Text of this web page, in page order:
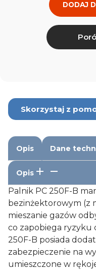
DODAJ
Skorzystaj z
Opis Dane
Opis
Palnik PC 250F-B
bezinżektorowym (z
mieszanie gazów
co zapobiega ryzyku
250F-B posiada
zabezpieczenie na
umieszczone w